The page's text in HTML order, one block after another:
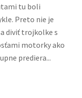
tu boli
Preto nie je
diviť trojkolke s
motorky ako
prediera...